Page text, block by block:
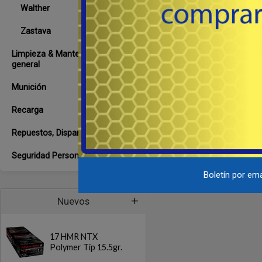
Walther
Zastava
Limpieza & Mantenimiento
general
Munición
Recarga
Repuestos, Disparadores, Etc.
Seguridad Personal
Nuevos
17 HMR NTX
Polymer Tip 15.5gr.
Boletín por